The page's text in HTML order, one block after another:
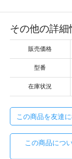
その他の詳細
販売価格
型番
在庫状況
この商品を友達
この商品につ